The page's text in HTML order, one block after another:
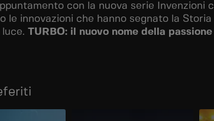
con la nuova serie Invenzioni
le innovazioni che hanno segnato la Storia
TURBO: il nuovo nome della